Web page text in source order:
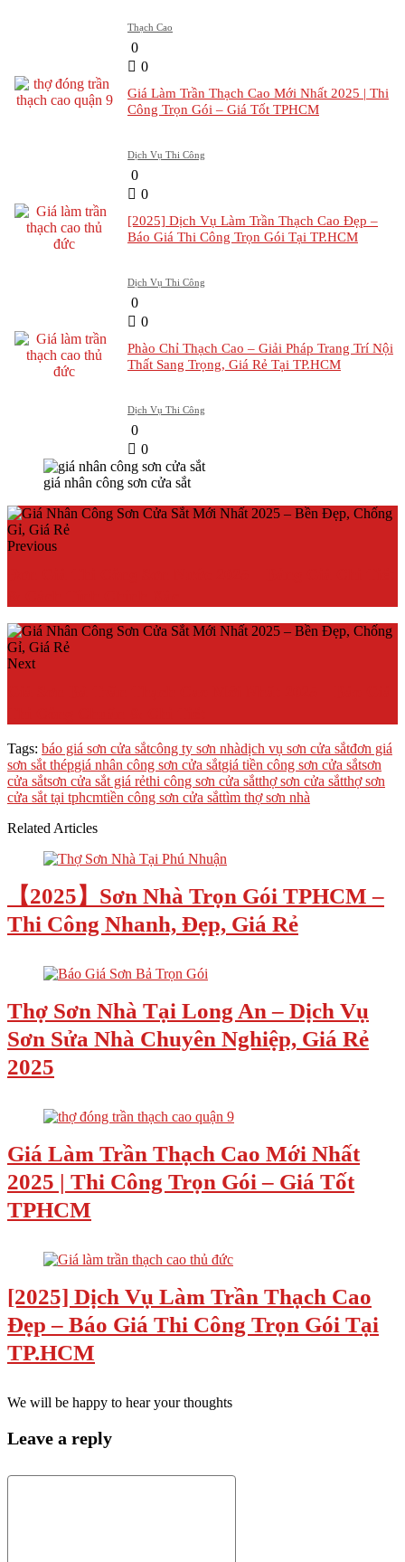
Thạch Cao
0
0
Giá Làm Trần Thạch Cao Mới Nhất 2025 | Thi
Công Trọn Gói – Giá Tốt TPHCM
Dịch Vụ Thi Công
0
0
[2025] Dịch Vụ Làm Trần Thạch Cao Đẹp –
Báo Giá Thi Công Trọn Gói Tại TP.HCM
Dịch Vụ Thi Công
0
0
Phào Chỉ Thạch Cao – Giải Pháp Trang Trí Nội
Thất Sang Trọng, Giá Rẻ Tại TP.HCM
Dịch Vụ Thi Công
0
0
giá nhân công sơn cửa sắt
Previous
Next
Tags: báo giá sơn cửa sắtcông ty sơn nhàdịch vụ sơn cửa sắtđơn giá
sơn sắt thépgiá nhân công sơn cửa sắtgiá tiền công sơn cửa sắtsơn
cửa sắtsơn cửa sắt giá rẻthi công sơn cửa sắtthợ sơn cửa sắtthợ sơn
cửa sắt tại tphcmtiền công sơn cửa sắttìm thợ sơn nhà
Related Articles
【2025】Sơn Nhà Trọn Gói TPHCM –
Thi Công Nhanh, Đẹp, Giá Rẻ
Thợ Sơn Nhà Tại Long An – Dịch Vụ
Sơn Sửa Nhà Chuyên Nghiệp, Giá Rẻ
2025
Giá Làm Trần Thạch Cao Mới Nhất
2025 | Thi Công Trọn Gói – Giá Tốt
TPHCM
[2025] Dịch Vụ Làm Trần Thạch Cao
Đẹp – Báo Giá Thi Công Trọn Gói Tại
TP.HCM
We will be happy to hear your thoughts
Leave a reply